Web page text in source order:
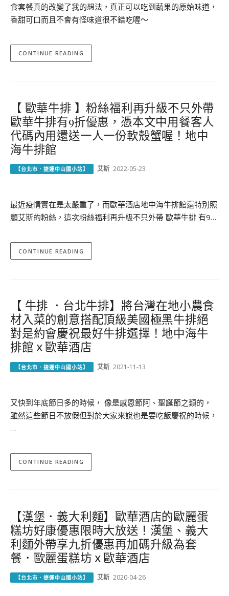
食套餐真的改變了我的想法，真正可以吃到蔬果的原始味道，
香甜可口而且不會有怪味道很不錯吃喔～
CONTINUE READING
【 歐華牛排 】粉絲福利再升級不只外帶
歐華牛排有9折優惠，憑本文中用餐客人
代碼內用還送一人一份軟殼蟹喔！地中
海牛排館
【台北市．捷運中山國小站】 艾斯 2022-05-23
最近疫情實在是太嚴重了，而歐華酒店地中海牛排館還特別照
顧艾斯的粉絲，這次粉絲福利再升級不只外帶 歐華牛排 有9…
CONTINUE READING
【 牛排 ．台北牛排】將台灣在地小農食
材入菜的創意搭配頂級美國極黑牛排絕
對是約會慶祝最好牛排選擇！地中海牛
排館ｘ歐華酒店
【台北市．捷運中山國小站】 艾斯 2021-11-13
又快到年底節日多的時候， 像是感恩節阿、聖誕節之類的，
雖然這些節日不放假但對於大家來說也是要吃飯慶祝的時候，
…
CONTINUE READING
【漢堡．義大利麵】歐華酒店的歐麗蛋
糕坊好康優惠限時大放送！漢堡、義大
利麵外帶享九折優惠再加碼升級為套
餐．歐麗蛋糕坊ｘ歐華酒店
【台北市．捷運中山國小站】 艾斯 2020-04-26